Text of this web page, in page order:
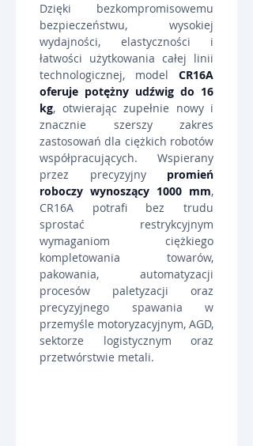
Dzięki bezkompromisowemu
bezpieczeństwu, wysokiej
wydajności, elastyczności i
łatwości użytkowania całej linii
technologicznej, model CR16A
oferuje potężny udźwig do 16
kg, otwierając zupełnie nowy i
znacznie szerszy zakres
zastosowań dla ciężkich robotów
współpracujących. Wspierany
przez precyzyjny promień
roboczy wynoszący 1000 mm,
CR16A potrafi bez trudu
sprostać restrykcyjnym
wymaganiom ciężkiego
kompletowania towarów,
pakowania, automatyzacji
procesów paletyzacji oraz
precyzyjnego spawania w
przemyśle motoryzacyjnym, AGD,
sektorze logistycznym oraz
przetwórstwie metali.